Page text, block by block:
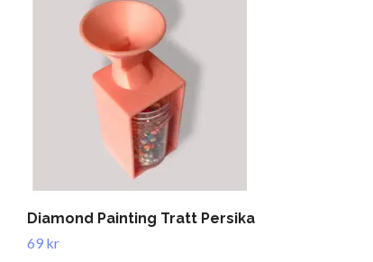
Diamond Painting Tratt Persika
69 kr